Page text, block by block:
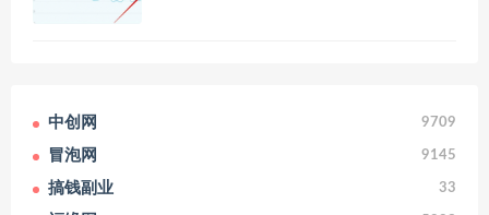
中创网 9709
冒泡网 9145
搞钱副业 33